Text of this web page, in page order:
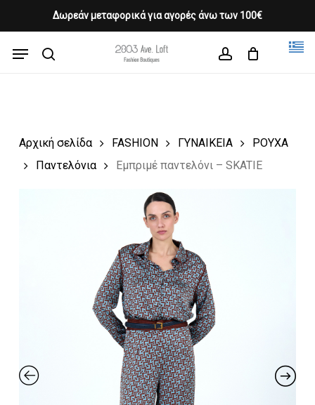
Δωρεάν μεταφορικά για αγορές άνω των 100€
content
Menu
Cart CLOSE
CART
Αρχική σελίδα FASHION ΓΥΝΑΙΚΕΙΑ
ΡΟΥΧΑ
Παντελόνια
Εμπριμέ παντελόνι – SKATIE
Close